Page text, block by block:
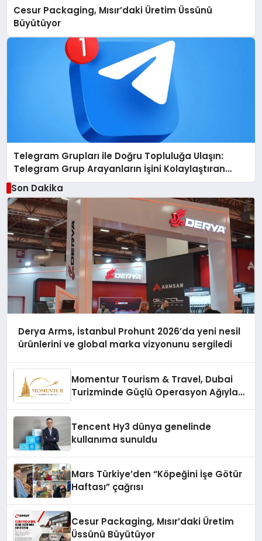
Cesur Packaging, Mısır’daki Üretim Üssünü
Büyütüyor
Telegram Grupları ile Doğru Topluluğa Ulaşın:
Telegram Grup Arayanların İşini Kolaylaştıran
Çözüm
Son Dakika
Derya Arms, İstanbul Prohunt 2026’da yeni nesil
ürünlerini ve global marka vizyonunu sergiledi
Momentur Tourism & Travel, Dubai
Turizminde Güçlü Operasyon Ağıyla
Tencent Hy3 dünya genelinde
kullanıma sunuldu
Mars Türkiye’den “Köpeğini İşe Götür
Haftası” çağrısı
Cesur Packaging, Mısır’daki Üretim
Üssünü Büyütüyor